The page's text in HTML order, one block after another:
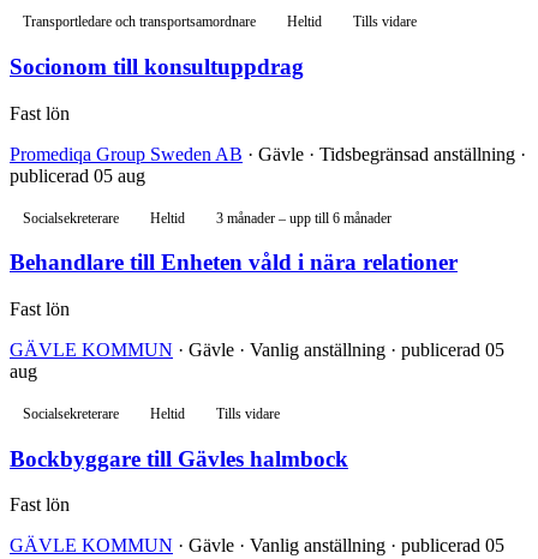
Transportledare och transportsamordnare Heltid Tills vidare
Socionom till konsultuppdrag
Fast lön
Promediqa Group Sweden AB · Gävle · Tidsbegränsad anställning ·
publicerad 05 aug
Socialsekreterare Heltid 3 månader – upp till 6 månader
Behandlare till Enheten våld i nära relationer
Fast lön
GÄVLE KOMMUN · Gävle · Vanlig anställning · publicerad 05
aug
Socialsekreterare Heltid Tills vidare
Bockbyggare till Gävles halmbock
Fast lön
GÄVLE KOMMUN · Gävle · Vanlig anställning · publicerad 05